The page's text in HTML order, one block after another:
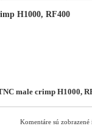
H1000, RF400
male crimp H1000,
Komentáre sú